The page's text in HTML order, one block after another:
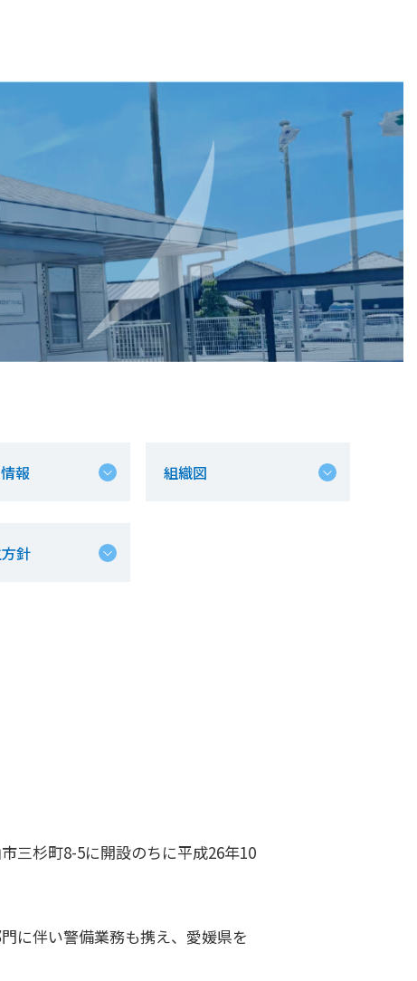
報 組織図
針
三杉町8-5に開設のちに平成26年10
に伴い警備業務も携え、愛媛県を